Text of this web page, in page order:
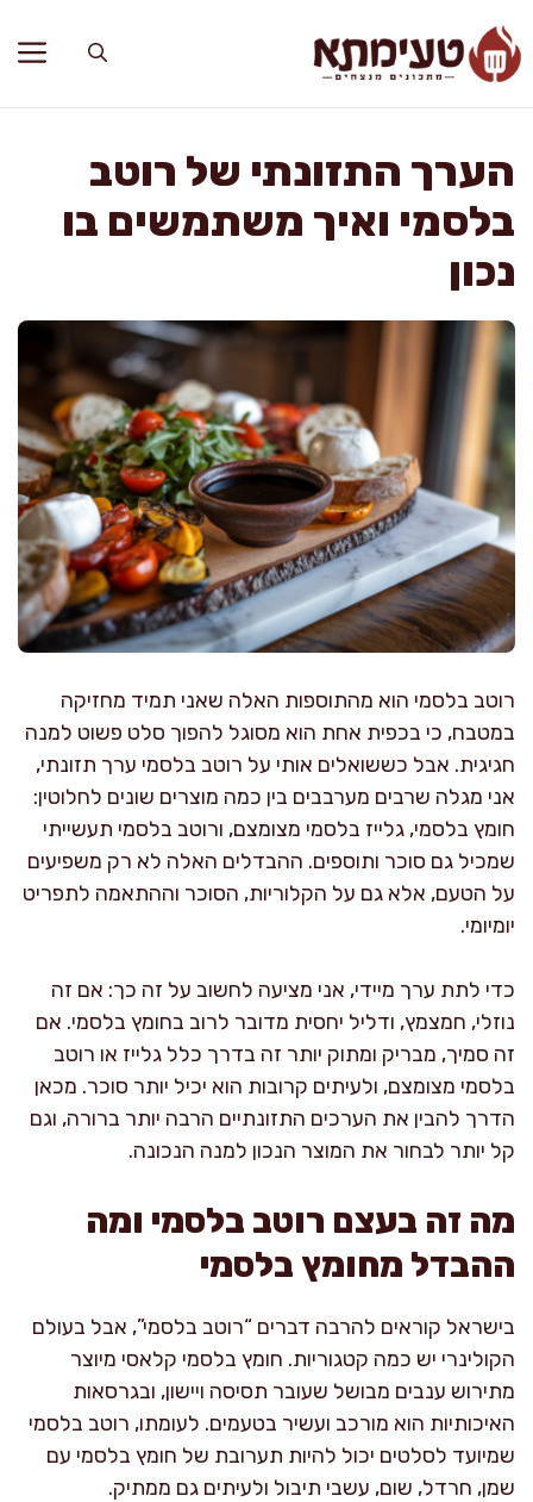
לתוכן
הערך התזונתי של רוטב
בלסמי ואיך משתמשים בו
נכון
רוטב בלסמי הוא מהתוספות האלה שאני תמיד מחזיקה
במטבח, כי בכפית אחת הוא מסוגל להפוך סלט פשוט למנה
חגיגית. אבל כששואלים אותי על רוטב בלסמי ערך תזונתי,
אני מגלה שרבים מערבבים בין כמה מוצרים שונים לחלוטין:
חומץ בלסמי, גלייז בלסמי מצומצם, ורוטב בלסמי תעשייתי
שמכיל גם סוכר ותוספים. ההבדלים האלה לא רק משפיעים
על הטעם, אלא גם על הקלוריות, הסוכר וההתאמה לתפריט
יומיומי.
כדי לתת ערך מיידי, אני מציעה לחשוב על זה כך: אם זה
נוזלי, חמצמץ, ודליל יחסית מדובר לרוב בחומץ בלסמי. אם
זה סמיך, מבריק ומתוק יותר זה בדרך כלל גלייז או רוטב
בלסמי מצומצם, ולעיתים קרובות הוא יכיל יותר סוכר. מכאן
הדרך להבין את הערכים התזונתיים הרבה יותר ברורה, וגם
קל יותר לבחור את המוצר הנכון למנה הנכונה.
מה זה בעצם רוטב בלסמי ומה
ההבדל מחומץ בלסמי
בישראל קוראים להרבה דברים “רוטב בלסמי”, אבל בעולם
הקולינרי יש כמה קטגוריות. חומץ בלסמי קלאסי מיוצר
מתירוש ענבים מבושל שעובר תסיסה ויישון, ובגרסאות
האיכותיות הוא מורכב ועשיר בטעמים. לעומתו, רוטב בלסמי
שמיועד לסלטים יכול להיות תערובת של חומץ בלסמי עם
שמן, חרדל, שום, עשבי תיבול ולעיתים גם ממתיק.